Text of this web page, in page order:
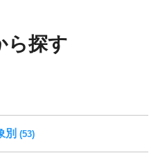
ら探す
別 (53)